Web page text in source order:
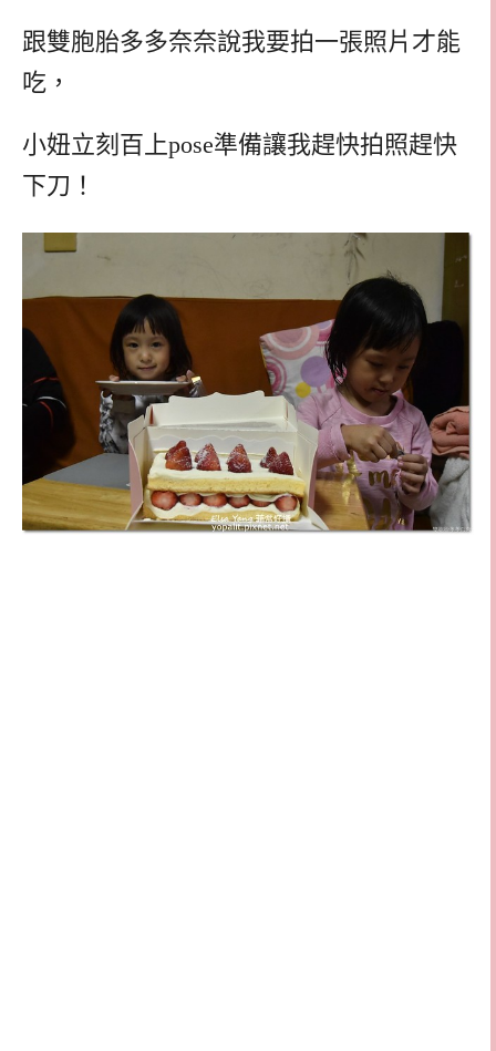
跟雙胞胎多多奈奈說我要拍一張照片才能
吃，
小妞立刻百上pose準備讓我趕快拍照趕快
下刀！